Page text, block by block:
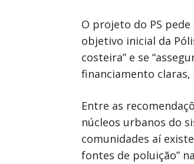
O projeto do PS
objetivo inicial da
costeira” e se
financiamento
Entre as
núcleos urbanos do
comunidades aí
fontes de poluição”